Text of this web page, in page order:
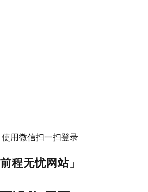
使用微信扫一扫登录
前程无忧网站」